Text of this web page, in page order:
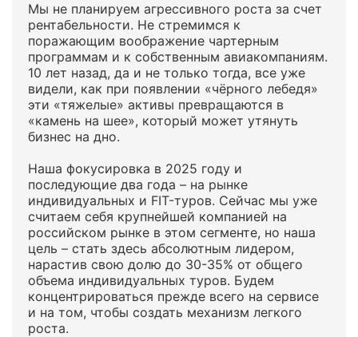
Мы не планируем агрессивного роста за счет
рентабельности. Не стремимся к
поражающим воображение чартерным
программам и к собственным авиакомпаниям.
10 лет назад, да и не только тогда, все уже
видели, как при появлении «чёрного лебедя»
эти «тяжелые» активы превращаются в
«камень на шее», который может утянуть
бизнес на дно.
Наша фокусировка в 2025 году и
последующие два года – на рынке
индивидуальных и FIT-туров. Сейчас мы уже
считаем себя крупнейшей компанией на
российском рынке в этом сегменте, но наша
цель – стать здесь абсолютным лидером,
нарастив свою долю до 30-35% от общего
объема индивидуальных туров. Будем
концентрироваться прежде всего на сервисе
и на том, чтобы создать механизм легкого
роста.